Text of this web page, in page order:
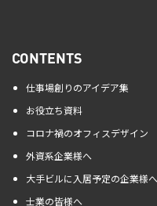
CONTENTS
仕事場創りのアイデア集
お役立ち資料
コロナ禍のオフィスデザイン
外資系企業様へ
大手ビルに入居予定の企業様へ
士業の皆様へ